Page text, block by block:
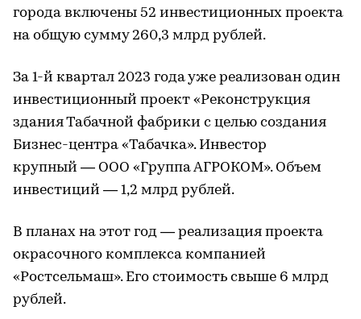
города включены 52 инвестиционных проекта
на общую сумму 260,3 млрд рублей.
За 1-й квартал 2023 года уже реализован один
инвестиционный проект «Реконструкция
здания Табачной фабрики с целью создания
Бизнес-центра «Табачка». Инвестор
крупный — ООО «Группа АГРОКОМ». Объем
инвестиций — 1,2 млрд рублей.
В планах на этот год — реализация проекта
окрасочного комплекса компанией
«Ростсельмаш». Его стоимость свыше 6 млрд
рублей.